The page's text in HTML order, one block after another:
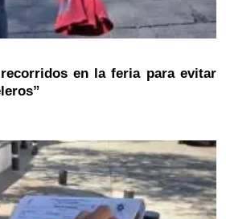
en la feria para evitar